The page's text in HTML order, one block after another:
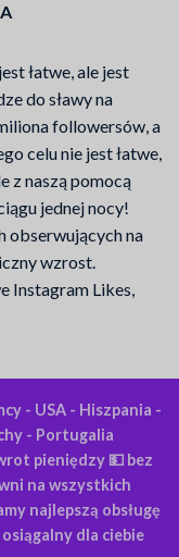
łatwe, ale jest
do sławy na
followersów, a
celu nie jest łatwe,
z naszą pomocą
jednej nocy!
obserwujących na
wzrost.
Instagram Likes,
- USA - Hiszpania -
- Portugalia
pieniędzy 💵 bez
na wszystkich
najlepszą obsługę
dla ciebie